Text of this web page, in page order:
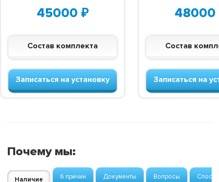
45000 ₽
Состав комплекта
Записаться на установку
48000
Состав
Записаться на
Почему мы:
Наличие 6 причин Документы Вопросы